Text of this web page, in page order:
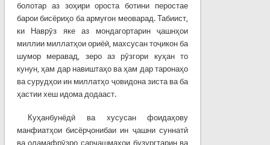
болотар аз зоҳири ороста ботини перостае
барои бисёриҳо ба армуғон меоварад. Табиист,
ки Наврӯз яке аз мондагортарин ҷашнҳои
миллии миллатҳои ориёӣ, махсусан тоҷикон ба
шумор меравад, зеро аз рӯзгори куҳан то
кунун, ҳам дар навиштаҳо ва ҳам дар таронаҳо
ва сурудҳои ин миллатҳо ҷовидона зиста ва ба
ҳастии хеш идома додааст.
Куҳанбунёдӣ ва хусусан фоидаҳову
манфиатҳои бисёрҷонибаи ин ҷашни суннатӣ
ва оламафрӯзро сарчашмаҳои бузургтарин ва